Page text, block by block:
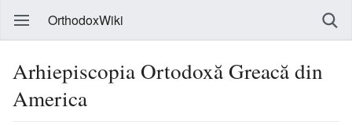
OrthodoxWiki
Arhiepiscopia Ortodoxă Greacă din
America